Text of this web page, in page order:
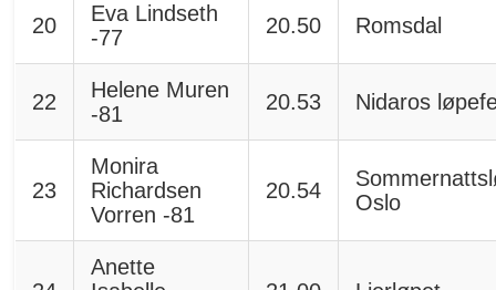
20
Eva Lindseth
-77
20.50 Romsdal
22
Helene Muren
-81
20.53 Nidaros
23
Monira
Richardsen
Vorren -81
20.54
Oslo
Anette